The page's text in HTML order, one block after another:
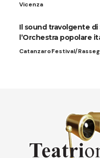
Vicenza
Il sound travolgente di
l’Orchestra popolare
CatanzaroFestival/